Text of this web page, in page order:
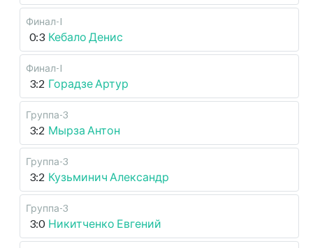
Финал-I
0:3 Кебало Денис
Финал-I
3:2 Горадзе Артур
Группа-3
3:2 Мырза Антон
Группа-3
3:2 Кузьминич Александр
Группа-3
3:0 Никитченко Евгений